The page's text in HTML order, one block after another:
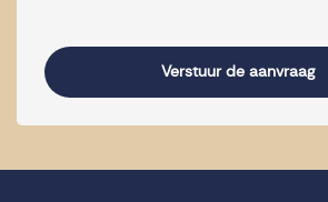
Verstuur de aanvraag